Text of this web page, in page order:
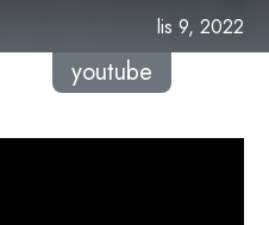
lis 9, 2022
youtube